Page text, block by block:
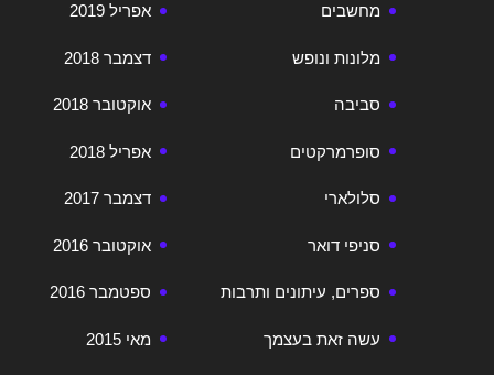
אפריל 2019
דצמבר 2018
אוקטובר 2018
אפריל 2018
דצמבר 2017
אוקטובר 2016
ספטמבר 2016
מאי 2015
מחשבים
מלונות ונופש
סביבה
סופרמרקטים
סלולארי
סניפי דואר
ספרים, עיתונים ותרבות
עשה זאת בעצמך